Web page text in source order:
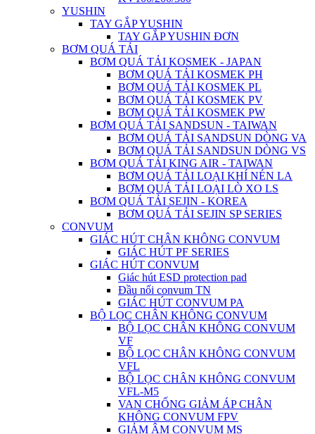
YUSHIN
TAY GẮP YUSHIN
TAY GẮP YUSHIN ĐƠN
BƠM QUÁ TẢI
BƠM QUÁ TẢI KOSMEK - JAPAN
BƠM QUÁ TẢI KOSMEK PH
BƠM QUÁ TẢI KOSMEK PL
BƠM QUÁ TẢI KOSMEK PV
BƠM QUÁ TẢI KOSMEK PW
BƠM QUÁ TẢI SANDSUN - TAIWAN
BƠM QUÁ TẢI SANDSUN DÒNG VA
BƠM QUÁ TẢI SANDSUN DÒNG VS
BƠM QUÁ TẢI KING AIR - TAIWAN
BƠM QUÁ TẢI LOẠI KHÍ NÉN LA
BƠM QUÁ TẢI LOẠI LÒ XO LS
BƠM QUÁ TẢI SEJIN - KOREA
BƠM QUÁ TẢI SEJIN SP SERIES
CONVUM
GIÁC HÚT CHÂN KHÔNG CONVUM
GIÁC HÚT PF SERIES
GIÁC HÚT CONVUM
Giác hút ESD protection pad
Đầu nối convum TN
GIÁC HÚT CONVUM PA
BỘ LỌC CHÂN KHÔNG CONVUM
BỘ LỌC CHÂN KHÔNG CONVUM
VF
BỘ LỌC CHÂN KHÔNG CONVUM
VFL
BỘ LỌC CHÂN KHÔNG CONVUM
VFL-M5
VAN CHỐNG GIẢM ÁP CHÂN
KHÔNG CONVUM FPV
GIẢM ÂM CONVUM MS